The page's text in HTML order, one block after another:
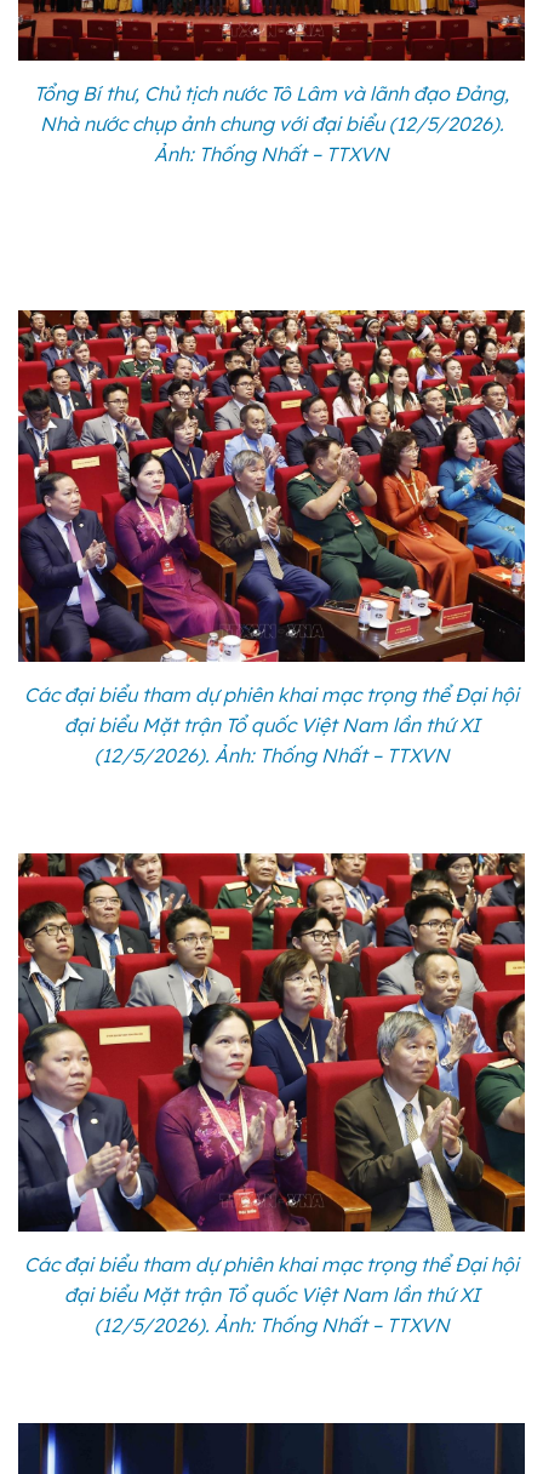
Tổng Bí thư, Chủ tịch nước Tô Lâm và lãnh đạo Đảng,
Nhà nước chụp ảnh chung với đại biểu (12/5/2026).
Ảnh: Thống Nhất – TTXVN
Các đại biểu tham dự phiên khai mạc trọng thể Đại hội
đại biểu Mặt trận Tổ quốc Việt Nam lần thứ XI
(12/5/2026). Ảnh: Thống Nhất – TTXVN
Các đại biểu tham dự phiên khai mạc trọng thể Đại hội
đại biểu Mặt trận Tổ quốc Việt Nam lần thứ XI
(12/5/2026). Ảnh: Thống Nhất – TTXVN